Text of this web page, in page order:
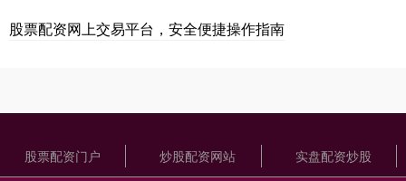
股票配资网上交易平台，安全便捷操作指南
股票配资门户 炒股配资网站 实盘配资炒股